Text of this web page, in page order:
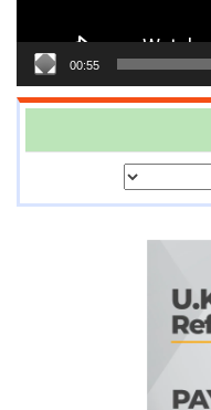
00:55